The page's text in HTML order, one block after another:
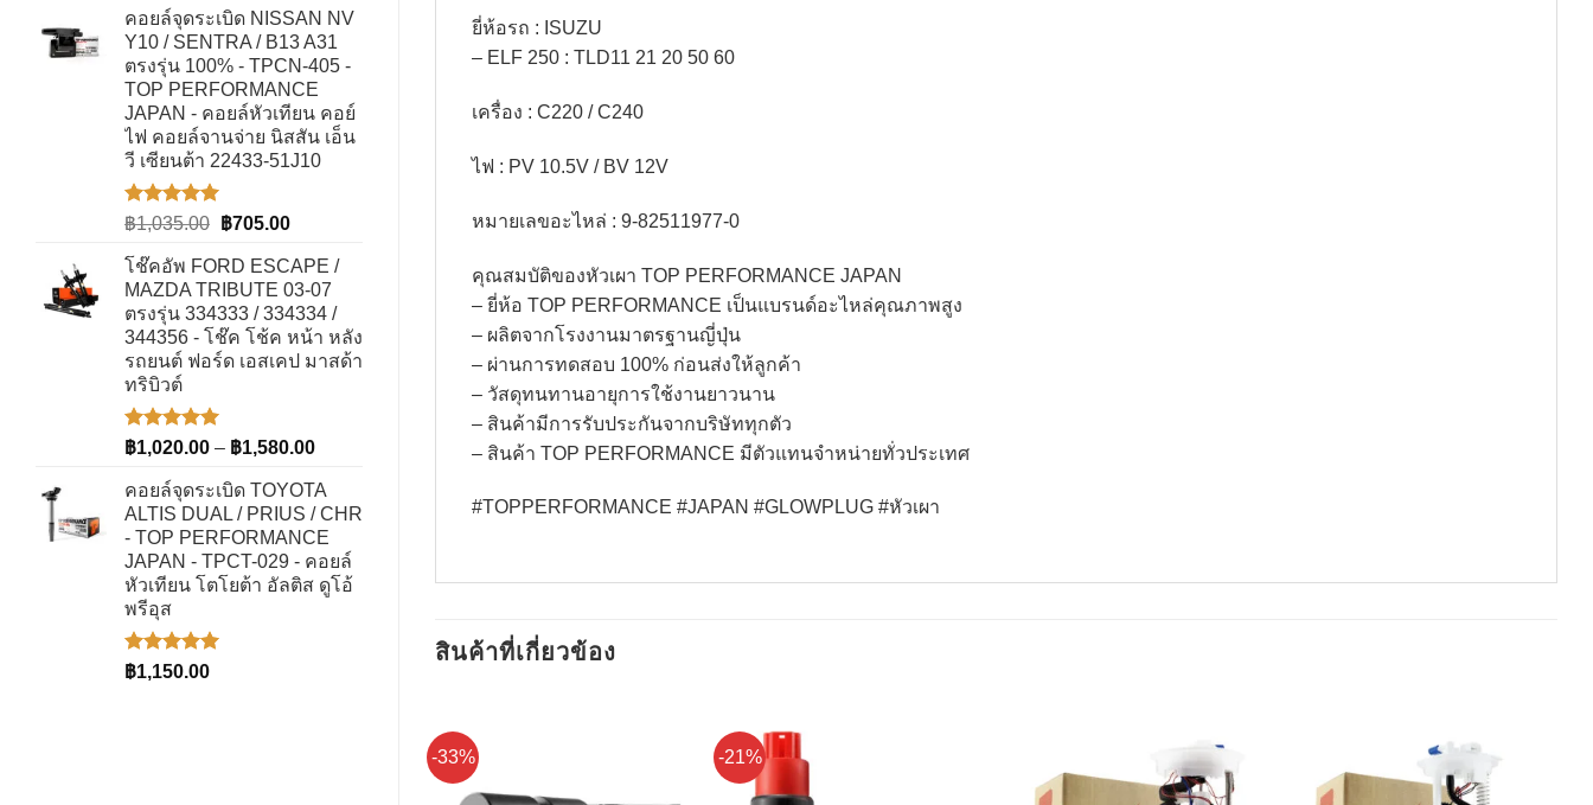
1-5
คะแนน
฿990.00
through
฿1,100.00
คอยล์จุดระเบิด NISSAN NV
Y10 / SENTRA / B13 A31
ตรงรุ่น 100% - TPCN-405 -
TOP PERFORMANCE
JAPAN - คอยล์หัวเทียน คอย์
ไฟ คอยล์จานจ่าย นิสสัน เอ็น
วี เซียนต้า 22433-51J10
ให้คะแนน
1-5
คะแนน
฿1,035.00 Original
was:
฿1,035.00.
฿705.00Current
is:
฿705.00.
โช๊คอัพ FORD ESCAPE /
MAZDA TRIBUTE 03-07
ตรงรุ่น 334333 / 334334 /
344356 - โช๊ค โช้ค หน้า หลัง
รถยนต์ ฟอร์ด เอสเคป มาสด้า
ทริบิวต์
ให้คะแนน
1-5
คะแนน
฿1,020.00 – ฿1,580.00Price
฿1,020.00
through
฿1,580.00
คอยล์จุดระเบิด TOYOTA
ALTIS DUAL / PRIUS / CHR
- TOP PERFORMANCE
JAPAN - TPCT-029 - คอยล์
หัวเทียน โตโยต้า อัลติส ดูโอ้
พรีอุส
ให้คะแนน
฿1,150.00
ยี่ห้อรถ : ISUZU
– ELF 250 : TLD11 21 20 50 60
เครื่อง : C220 / C240
ไฟ : PV 10.5V / BV 12V
หมายเลขอะไหล่ : 9-82511977-0
คุณสมบัติของหัวเผา TOP PERFORMANCE JAPAN
– ยี่ห้อ TOP PERFORMANCE เป็นแบรนด์อะไหล่คุณภาพสูง
– ผลิตจากโรงงานมาตรฐานญี่ปุ่น
– ผ่านการทดสอบ 100% ก่อนส่งให้ลูกค้า
– วัสดุทนทานอายุการใช้งานยาวนาน
– สินค้ามีการรับประกันจากบริษัททุกตัว
– สินค้า TOP PERFORMANCE มีตัวแทนจำหน่ายทั่วประเทศ
#TOPPERFORMANCE #JAPAN #GLOWPLUG #หัวเผา
สินค้าที่เกี่ยวข้อง
-33% -21%